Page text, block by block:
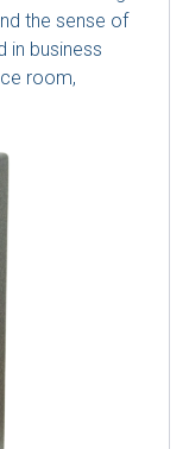
the sense of
in business
room,